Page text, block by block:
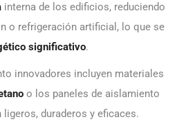
interna de los edificios, reduciendo
o refrigeración artificial, lo que se
significativo.
innovadores incluyen materiales
o los paneles de aislamiento
ligeros, duraderos y eficaces.